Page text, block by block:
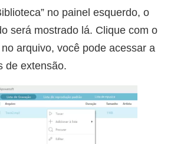
no painel esquerdo, o
será mostrado lá. Clique com o
arquivo, você pode acessar a
de extensão.